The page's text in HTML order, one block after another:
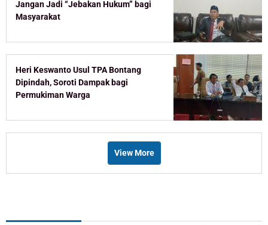
Jangan Jadi “Jebakan Hukum” bagi
Masyarakat
Heri Keswanto Usul TPA Bontang
Dipindah, Soroti Dampak bagi
Permukiman Warga
View More